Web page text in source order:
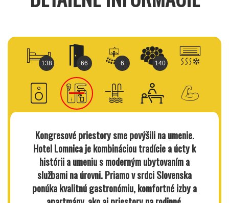
138 66 6 140
Kongresové priestory sme povýšili na umenie.
Hotel Lomnicaje kombináciou tradície a úcty k
histórii a umeniu s moderným ubytovaním a
službami na úrovni. Priamo v srdci Slovenska
ponúka kvalitnú gastronómiu, komfortné izby a